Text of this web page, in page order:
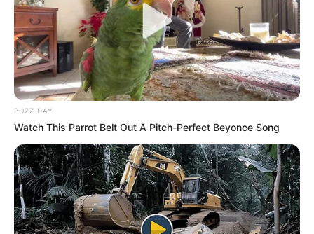
BUZZ DAY
Watch This Parrot Belt Out A Pitch-Perfect Beyonce Song